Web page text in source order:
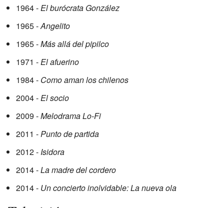
1964 -El burócrata González
1965 -Angelito
1965 -Más allá del pipilco
1971 -El afuerino
1984 - Como aman los chilenos
2004 -El socio
2009 -Melodrama Lo-Fi
2011 -Punto de partida
2012 - Isidora
2014 -La madre del cordero
2014 - Un concierto inolvidable: La nueva ola